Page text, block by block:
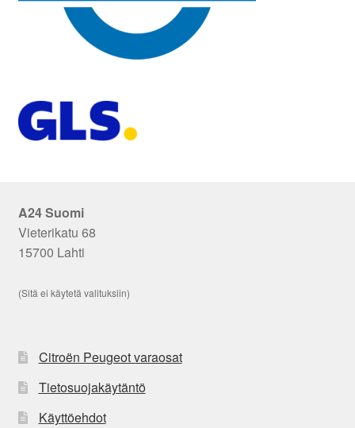
A24 Suomi
Vieterikatu 68
15700 Lahti
(Sitä ei käytetä valituksiin)
Citroën Peugeot varaosat
Tietosuojakäytäntö
Käyttöehdot